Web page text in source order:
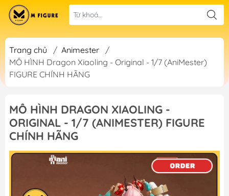
Trang chủ / Animester
/
MÔ HÌNH Dragon Xiaoling - Original - 1/7 (AniMester)
FIGURE CHÍNH HÃNG
MÔ HÌNH DRAGON XIAOLING -
ORIGINAL - 1/7 (ANIMESTER) FIGURE
CHÍNH HÃNG